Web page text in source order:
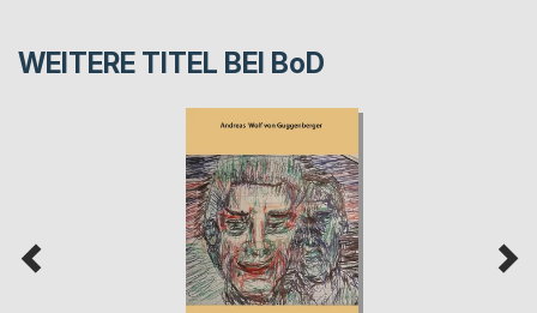
WEITERE TITEL BEI BoD